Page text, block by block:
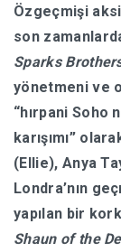
Özgeçmişi
son
Sparks
yönetmeni ve
“hırpani Soho
karışımı”
(Ellie), Anya
Londra’nın
yapılan bir
Shaun of the